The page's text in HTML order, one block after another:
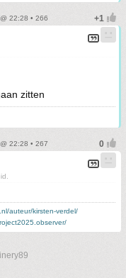
22:28 • 266
zitten
22:28 • 267
auteur/kirsten-verdel/